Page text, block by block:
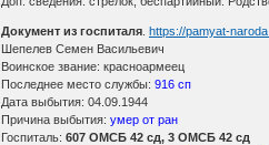
Документ из госпиталя .https://pamyat-
Шепелев Семен Васильевич
Воинское звание: красноармеец
Последнее место службы:916 сп
Дата выбытия: 04.09.1944
Причина выбытия:умер от ран
Госпиталь: 607 ОМСБ 42 сд, 3 ОМСБ 42 сд